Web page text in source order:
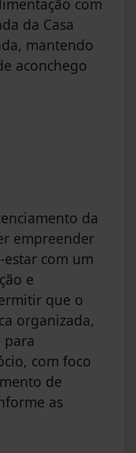
com
da Casa
mantendo
aconchego
da
empreender
com um
e
que o
organizada,
para
com foco
de
as